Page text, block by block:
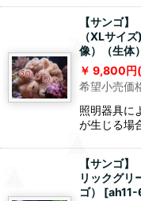
【サンゴ
（XLサイ
像）（生体
9,800円
希望小売価
照明器具に
が生じる場
【サンゴ
リックグリ
ゴ）
[